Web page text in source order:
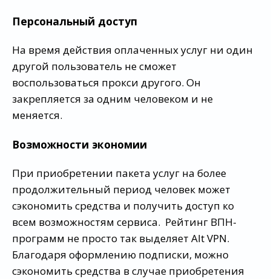
Персональный доступ
На время действия оплаченных услуг ни один
другой пользователь не сможет
воспользоваться прокси другого. Он
закрепляется за одним человеком и не
меняется.
Возможности экономии
При приобретении пакета услуг на более
продолжительный период человек может
сэкономить средства и получить доступ ко
всем возможностям сервиса. Рейтинг ВПН-
программ не просто так выделяет Alt VPN.
Благодаря оформлению подписки, можно
сэкономить средства в случае приобретения